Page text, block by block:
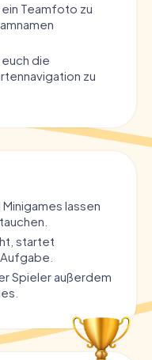
Teamfoto zu
die
zu
lassen
startet
Spieler außerdem